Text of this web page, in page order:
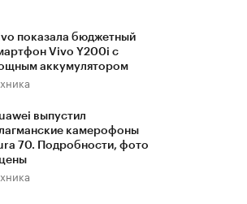
показала бюджетный
Vivo Y200i с
аккумулятором
выпустил
камерофоны
70. Подробности, фото